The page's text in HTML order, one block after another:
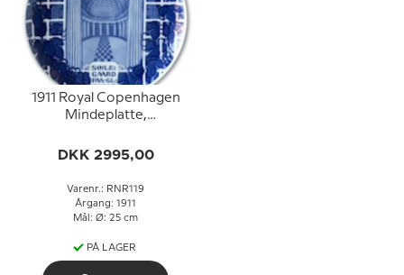
1911 Royal Copenhagen
Mindeplatte,
SØJLEGAARD PAA
DKK 2995,00
Varenr.: RNR119
Årgang: 1911
Mål: Ø: 25 cm
PÅ LAGER